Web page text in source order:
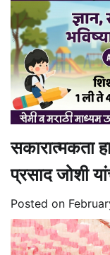
सकारात्मकता
प्रसाद जोशी
Posted on